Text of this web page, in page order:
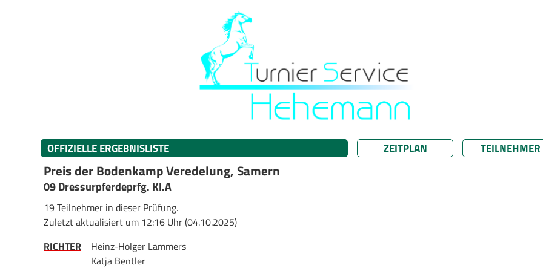
OFFIZIELLE ERGEBNISLISTE ZEITPLAN TEILNEHMER
Preis der Bodenkamp Veredelung, Samern
09 Dressurpferdeprfg. Kl.A
19 Teilnehmer in dieser Prüfung.
Zuletzt aktualisiert um 12:16 Uhr (04.10.2025)
RICHTER
Heinz-Holger Lammers
Katja Bentler